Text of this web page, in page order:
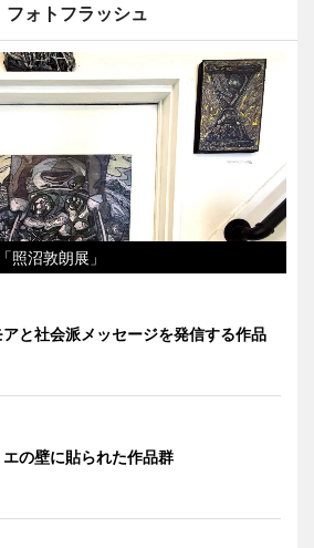
フォトフラッシュ
照沼敦朗展」
と社会派メッセージを発信する作品
エの壁に貼られた作品群